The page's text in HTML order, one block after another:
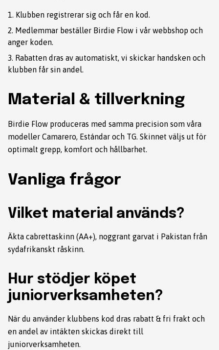
Klubben registrerar sig och får en kod.
Medlemmar beställer Birdie Flow i vår webbshop och
anger koden.
Rabatten dras av automatiskt, vi skickar handsken och
klubben får sin andel.
Material & tillverkning
Birdie Flow produceras med samma precision som våra
modeller Camarero, Estándar och TG. Skinnet väljs ut för
optimalt grepp, komfort och hållbarhet.
Vanliga frågor
Vilket material används?
Äkta cabrettaskinn (AA+), noggrant garvat i Pakistan från
sydafrikanskt råskinn.
Hur stödjer köpet
juniorverksamheten?
När du använder klubbens kod dras rabatt & fri frakt och
en andel av intäkten skickas direkt till
juniorverksamheten.